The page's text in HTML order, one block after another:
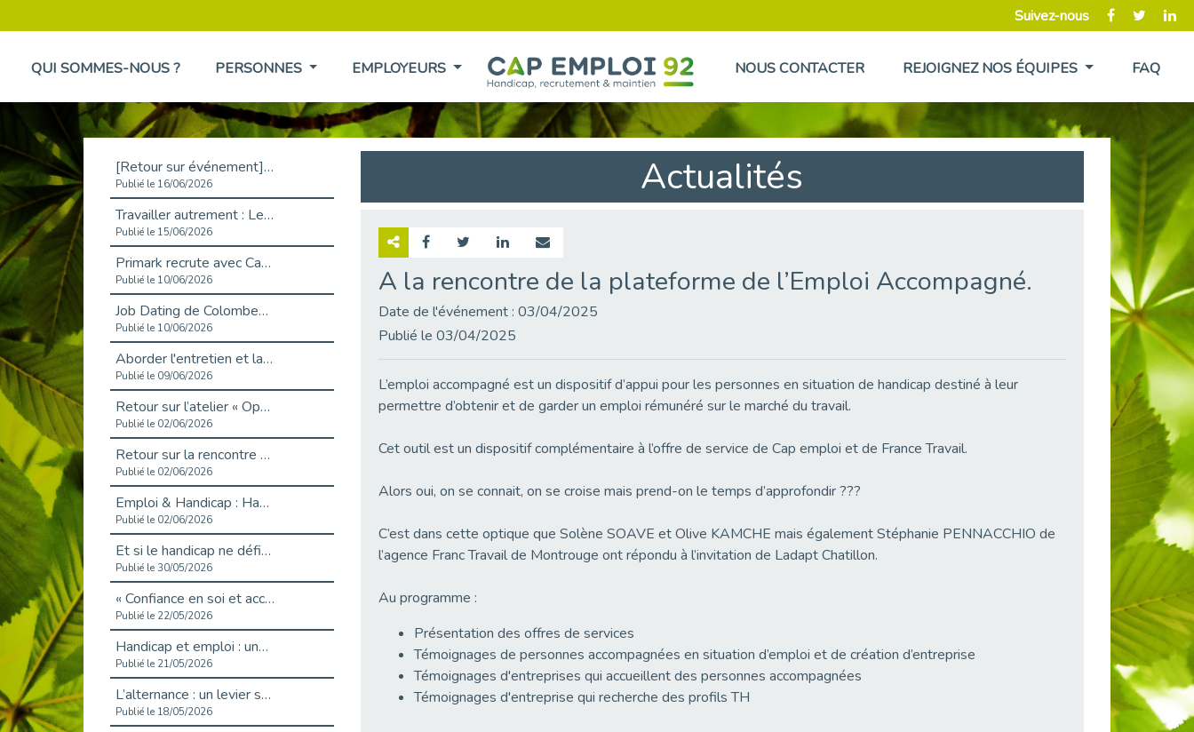
Suivez-nous
QUI SOMMES-NOUS ? PERSONNES EMPLOYEURS NOUS CONTACTER REJOIGNEZ NOS ÉQUIPES FAQ
[Retour sur événement] L'inclusion au cœur de la Place de l'Emploi à La Défense !
Publié le 16/06/2026
Travailler autrement : Le défi de l'intégration des maladies chroniques en entreprise
Publié le 15/06/2026
Primark recrute avec Cap Emploi 92, une matinée couronnée de succès !
Publié le 10/06/2026
Job Dating de Colombes – Emploi et Insertion
Publié le 10/06/2026
Aborder l'entretien et la situation de handicap en toute confiance
Publié le 09/06/2026
Retour sur l’atelier « Optimiser sa recherche d’emploi »
Publié le 02/06/2026
Retour sur la rencontre entre Cap Emploi 92 et Thales (Campus Meudon)
Publié le 02/06/2026
Emploi & Handicap : Hachette Livre et Cap emploi 92 renforcent leur collaboration
Publié le 02/06/2026
Et si le handicap ne définissait plus la carrière ?
Publié le 30/05/2026
« Confiance en soi et acceptation du handicap » : un levier puissant vers l’emploi
Publié le 22/05/2026
Handicap et emploi : une matinée pour briser les tabous
Publié le 21/05/2026
L’alternance : un levier stratégique pour recruter et inclure durablement
Publié le 18/05/2026
Actualités
A la rencontre de la plateforme de l’Emploi Accompagné.
Date de l'événement : 03/04/2025
Publié le 03/04/2025
L’emploi accompagné est un dispositif d’appui pour les personnes en situation de handicap destiné à leur
permettre d’obtenir et de garder un emploi rémunéré sur le marché du travail.
Cet outil est un dispositif complémentaire à l’offre de service de Cap emploi et de France Travail.
Alors oui, on se connait, on se croise mais prend-on le temps d’approfondir ???
C’est dans cette optique que Solène SOAVE et Olive KAMCHE mais également Stéphanie PENNACCHIO de
l’agence Franc Travail de Montrouge ont répondu à l’invitation de Ladapt Chatillon.
Au programme :
Présentation des offres de services
Témoignages de personnes accompagnées en situation d’emploi et de création d’entreprise
Témoignages d'entreprises qui accueillent des personnes accompagnées
Témoignages d'entreprise qui recherche des profils TH